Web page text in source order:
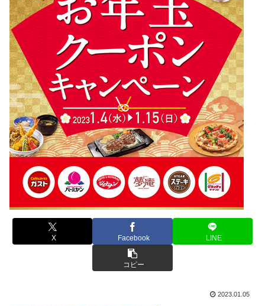
X Facebook LINE
コピー
2023.01.05